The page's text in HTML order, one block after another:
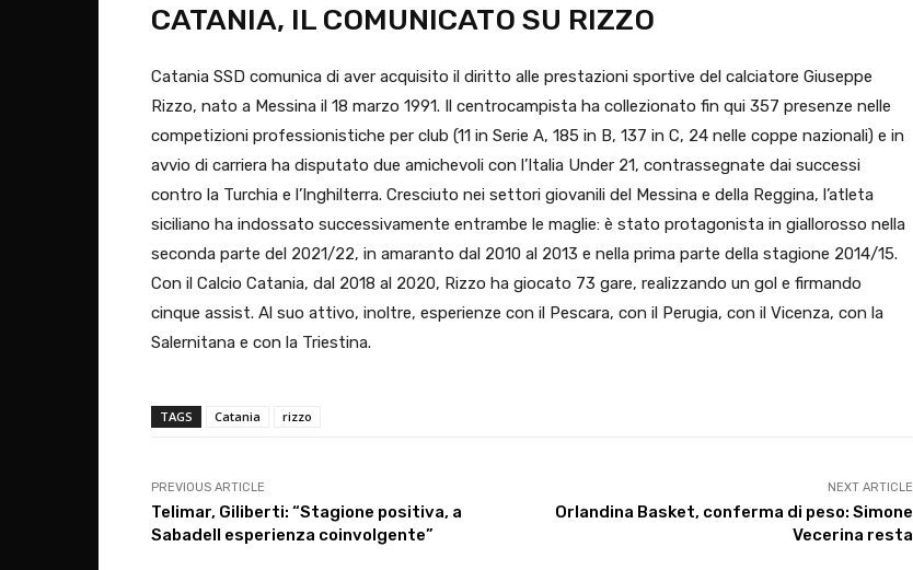
CATANIA, IL COMUNICATO SU RIZZO
Catania SSD comunica di aver acquisito il diritto alle prestazioni sportive del calciatore Giuseppe
Rizzo, nato a Messina il 18 marzo 1991. Il centrocampista ha collezionato fin qui 357 presenze nelle
competizioni professionistiche per club (11 in Serie A, 185 in B, 137 in C, 24 nelle coppe nazionali) e in
avvio di carriera ha disputato due amichevoli con l’Italia Under 21, contrassegnate dai successi
contro la Turchia e l’Inghilterra. Cresciuto nei settori giovanili del Messina e della Reggina, l’atleta
siciliano ha indossato successivamente entrambe le maglie: è stato protagonista in giallorosso nella
seconda parte del 2021/22, in amaranto dal 2010 al 2013 e nella prima parte della stagione 2014/15.
Con il Calcio Catania, dal 2018 al 2020, Rizzo ha giocato 73 gare, realizzando un gol e firmando
cinque assist. Al suo attivo, inoltre, esperienze con il Pescara, con il Perugia, con il Vicenza, con la
Salernitana e con la Triestina.
TAGS Catania rizzo
PREVIOUS ARTICLE
Telimar, Giliberti: “Stagione positiva, a
Sabadell esperienza coinvolgente”
NEXT ARTICLE
Orlandina Basket, conferma di peso: Simone
Vecerina resta